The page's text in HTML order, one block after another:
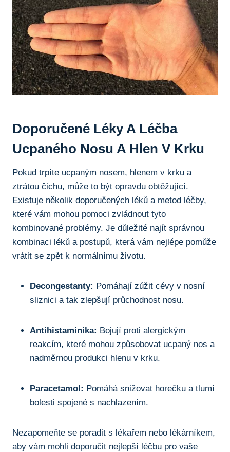
Doporučené Léky ‌a Léčba
Ucpaného Nosu A Hlen V Krku
Pokud trpíte ucpaným‌ nosem, hlenem v krku a
ztrátou čichu, může ​to být ⁢opravdu ⁤obtěžující.
Existuje několik doporučených léků a metod léčby,⁤
které vám mohou pomoci ‌zvládnout‍ tyto
kombinované problémy. Je důležité najít správnou
kombinaci léků a postupů,⁢ která vám nejlépe ​pomůže
vrátit se zpět k ​normálnímu životu.
Decongestanty: Pomáhají zúžit cévy v nosní
sliznici ⁣a tak zlepšují​ průchodnost nosu.
Antihistaminika: ⁤Bojují proti alergickým
reakcím, které mohou způsobovat ucpaný‍ nos⁣ a
nadměrnou ⁢produkci ⁣hlenu ​v krku.
Paracetamol: Pomáhá​ snižovat horečku a ⁤tlumí
‍bolesti spojené s nachlazením.
Nezapomeňte se⁤ poradit ‌s⁣ lékařem​ nebo lékárníkem,
aby vám ‍mohli doporučit nejlepší⁤ léčbu ​pro vaše